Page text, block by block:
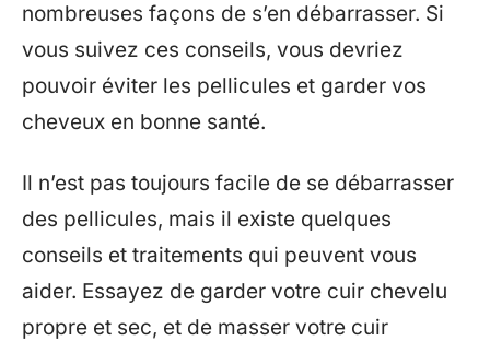
nombreuses façons de s’en débarrasser. Si
vous suivez ces conseils, vous devriez
pouvoir éviter les pellicules et garder vos
cheveux en bonne santé.
Il n’est pas toujours facile de se débarrasser
des pellicules, mais il existe quelques
conseils et traitements qui peuvent vous
aider. Essayez de garder votre cuir chevelu
propre et sec, et de masser votre cuir